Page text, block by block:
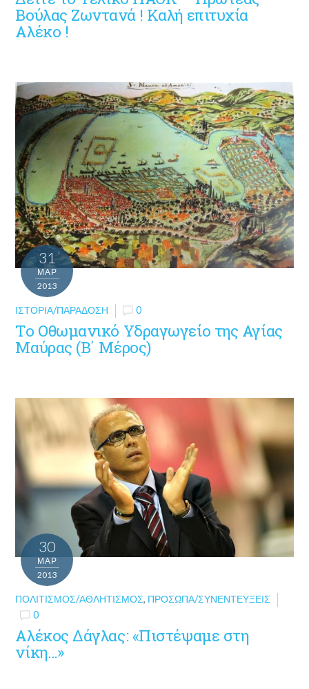
Βούλας Ζωντανά ! Καλή επιτυχία
Αλέκο !
31
ΜΑΡ
2013
ΙΣΤΟΡΊΑ/ΠΑΡΆΔΟΣΗ 0
Το Οθωμανικό Υδραγωγείο της Αγίας
Μαύρας (Β΄ Μέρος)
30
ΜΑΡ
2013
ΠΟΛΙΤΙΣΜΌΣ/ΑΘΛΗΤΙΣΜΌΣ, ΠΡΌΣΩΠΑ/ΣΥΝΕΝΤΕΎΞΕΙΣ
0
Αλέκος Δάγλας: «Πιστέψαμε στη
νίκη…»